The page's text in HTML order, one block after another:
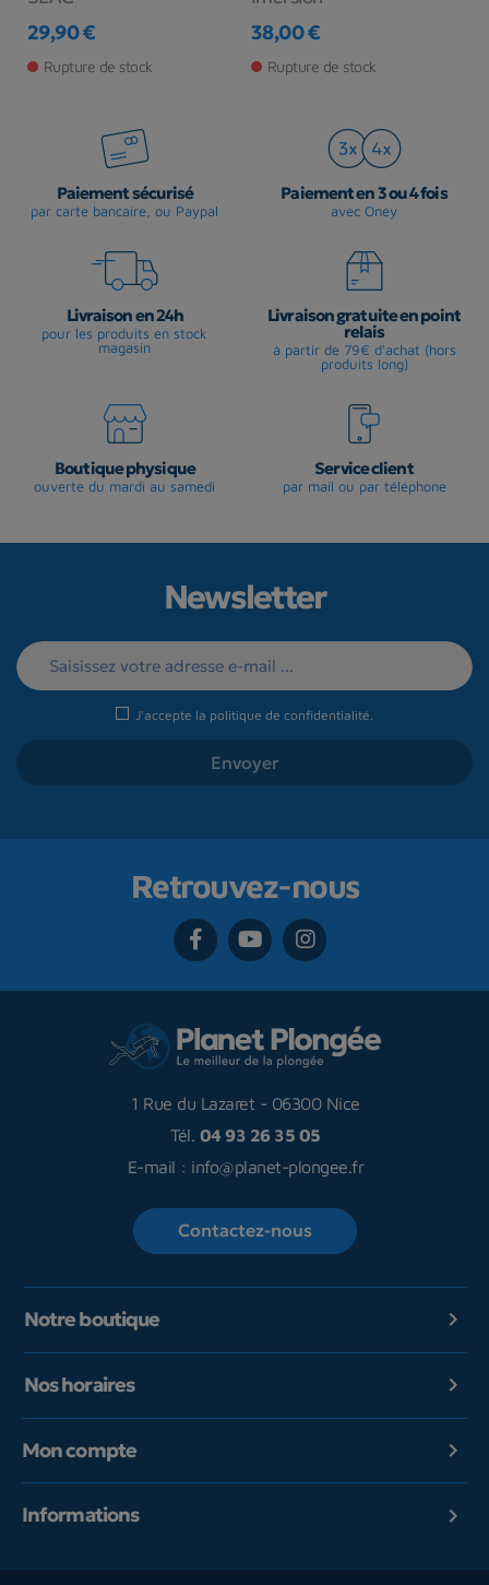
Prix
29,90 €
Rupture de stock
Prix
38,00 €
Rupture de stock
Paiement sécurisé
par carte bancaire, ou Paypal
Paiement en 3 ou 4 fois
avec Oney
Livraison en 24h
pour les produits en stock
magasin
Livraison gratuite en point
relais
à partir de 79€ d'achat (hors
produits long)
Boutique physique
ouverte du mardi au samedi
Service client
par mail ou par téléphone
Newsletter
J'accepte la politique de confidentialité
Retrouvez-nous
1 Rue du Lazaret - 06300 Nice
Tél. 04 93 26 35 05
E-mail : info@planet-plongee.fr
Contactez-nous
Notre boutique 
Nos horaires 
Mon compte 
Informations 